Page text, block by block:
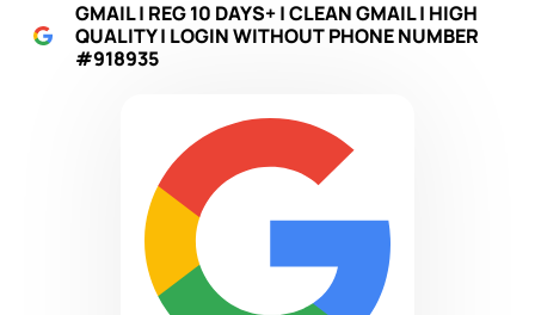
GMAIL | REG 10 DAYS+ | CLEAN GMAIL | HIGH
QUALITY | LOGIN WITHOUT PHONE NUMBER
#918935